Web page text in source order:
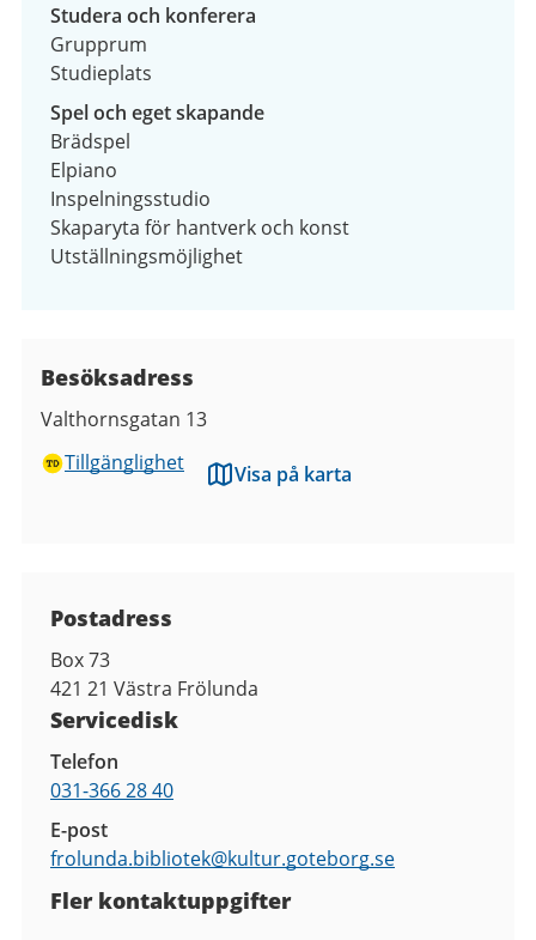
Studera och konferera
Grupprum
Studieplats
Spel och eget skapande
Brädspel
Elpiano
Inspelningsstudio
Skaparyta för hantverk och konst
Utställningsmöjlighet
Besöksadress
Valthornsgatan 13
Tillgänglighet
Visa på karta
Postadress
Box 73
421 21 Västra Frölunda
Servicedisk
Telefon
031-366 28 40
E-post
frolunda.bibliotek@kultur.goteborg.se
Fler kontaktuppgifter